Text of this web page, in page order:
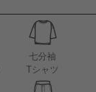
七分袖
Tシャツ